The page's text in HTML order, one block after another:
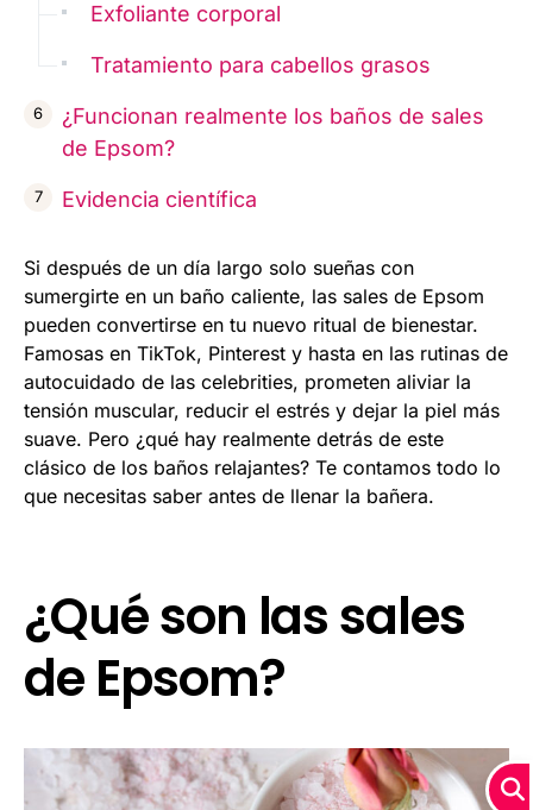
Exfoliante corporal
Tratamiento para cabellos grasos
¿Funcionan realmente los baños de sales
de Epsom?
Evidencia científica
Si después de un día largo solo sueñas con
sumergirte en un baño caliente, las sales de Epsom
pueden convertirse en tu nuevo ritual de bienestar.
Famosas en TikTok, Pinterest y hasta en las rutinas de
autocuidado de las celebrities, prometen aliviar la
tensión muscular, reducir el estrés y dejar la piel más
suave. Pero ¿qué hay realmente detrás de este
clásico de los baños relajantes? Te contamos todo lo
que necesitas saber antes de llenar la bañera.
¿Qué son las sales
de Epsom?